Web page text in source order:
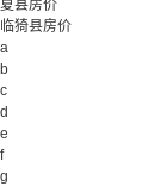
夏县房价
临猗县房价
a
b
c
d
e
f
g